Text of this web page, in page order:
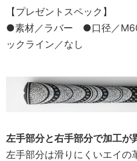
【プレゼントスペック】
●素材／ラバー ●口径／
ックライン／なし
左手部分と右手部分で加工が
左手部分は滑りにくいエイの